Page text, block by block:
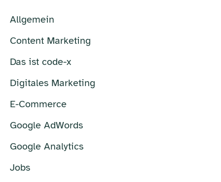
Allgemein
Content Marketing
Das ist code-x
Digitales Marketing
E-Commerce
Google AdWords
Google Analytics
Jobs